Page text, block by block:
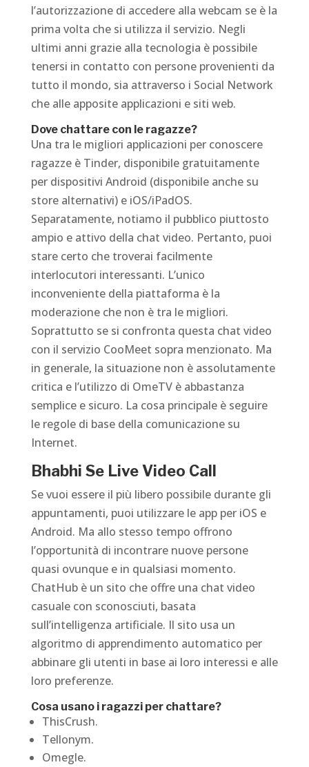
l’autorizzazione di accedere alla webcam se è la
prima volta che si utilizza il servizio. Negli
ultimi anni grazie alla tecnologia è possibile
tenersi in contatto con persone provenienti da
tutto il mondo, sia attraverso i Social Network
che alle apposite applicazioni e siti web.
Dove chattare con le ragazze?
Una tra le migliori applicazioni per conoscere
ragazze è Tinder, disponibile gratuitamente
per dispositivi Android (disponibile anche su
store alternativi) e iOS/iPadOS.
Separatamente, notiamo il pubblico piuttosto
ampio e attivo della chat video. Pertanto, puoi
stare certo che troverai facilmente
interlocutori interessanti. L’unico
inconveniente della piattaforma è la
moderazione che non è tra le migliori.
Soprattutto se si confronta questa chat video
con il servizio CooMeet sopra menzionato. Ma
in generale, la situazione non è assolutamente
critica e l’utilizzo di OmeTV è abbastanza
semplice e sicuro. La cosa principale è seguire
le regole di base della comunicazione su
Internet.
Bhabhi Se Live Video Call
Se vuoi essere il più libero possibile durante gli
appuntamenti, puoi utilizzare le app per iOS e
Android. Ma allo stesso tempo offrono
l’opportunità di incontrare nuove persone
quasi ovunque e in qualsiasi momento.
ChatHub è un sito che offre una chat video
casuale con sconosciuti, basata
sull’intelligenza artificiale. Il sito usa un
algoritmo di apprendimento automatico per
abbinare gli utenti in base ai loro interessi e alle
loro preferenze.
Cosa usano i ragazzi per chattare?
ThisCrush.
Tellonym.
Omegle.